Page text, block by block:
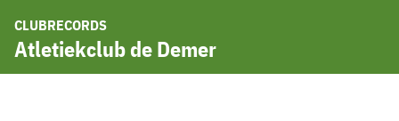
CLUBRECORDS
Atletiekclub de Demer